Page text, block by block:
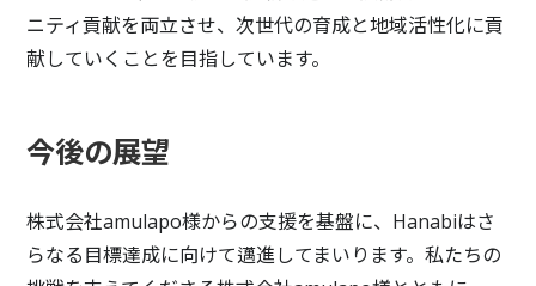
ニティ貢献を両立させ、次世代の育成と地域活性化に貢
献していくことを目指しています。
今後の展望
株式会社amulapo様からの支援を基盤に、Hanabiはさ
らなる目標達成に向けて邁進してまいります。私たちの